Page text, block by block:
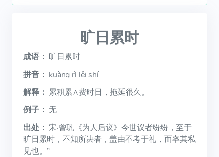
旷日累时
成语： 旷日累时
拼音： kuàng rì lěi shí
解释： 累积累∧费时日，拖延很久。
例子： 无
出处： 宋·曾巩《为人后议》今世议者纷纷，至于
旷日累时，不知所决者，盖由不考于礼，而率其私
见也。”